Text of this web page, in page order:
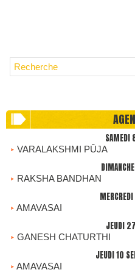
SAMEDI
VARALAKSHMI PÛJA
RAKSHA BANDHAN
AMAVASAI
JEUDI
GANESH CHATURTHI
JEUDI 10
AMAVASAI